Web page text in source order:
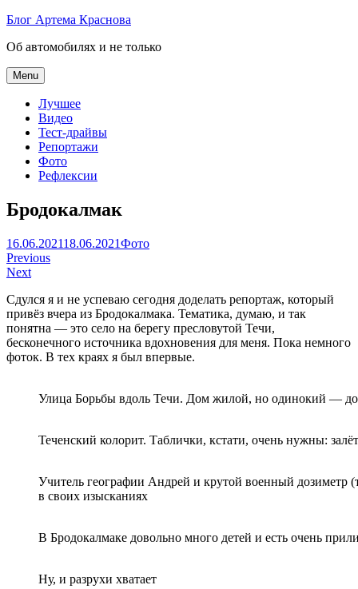
Skip
content
Блог Артема Краснова
Об автомобилях и не только
Menu
Лучшее
Видео
Тест-драйвы
Репортажи
Фото
Рефлексии
Бродокалмак
Артем
Краснов
16.06.202118.06.2021Фото
Навигация
по
записям
Previous
Next
Сдулся я и не успеваю сегодня доделать репортаж, который
привёз вчера из Бродокалмака. Тематика, думаю, и так
понятна — это село на берегу пресловутой Течи,
бесконечного источника вдохновения для меня. Пока немного
фоток. В тех краях я был впервые.
Улица Борьбы вдоль Течи. Дом жилой, но одинокий — до
Теченский колорит. Таблички, кстати, очень нужны:
Учитель географии Андрей и крутой военный дозиметр
в своих изысканиях
В Бродокалмаке довольно много детей и есть очень
Ну, и разрухи хватает